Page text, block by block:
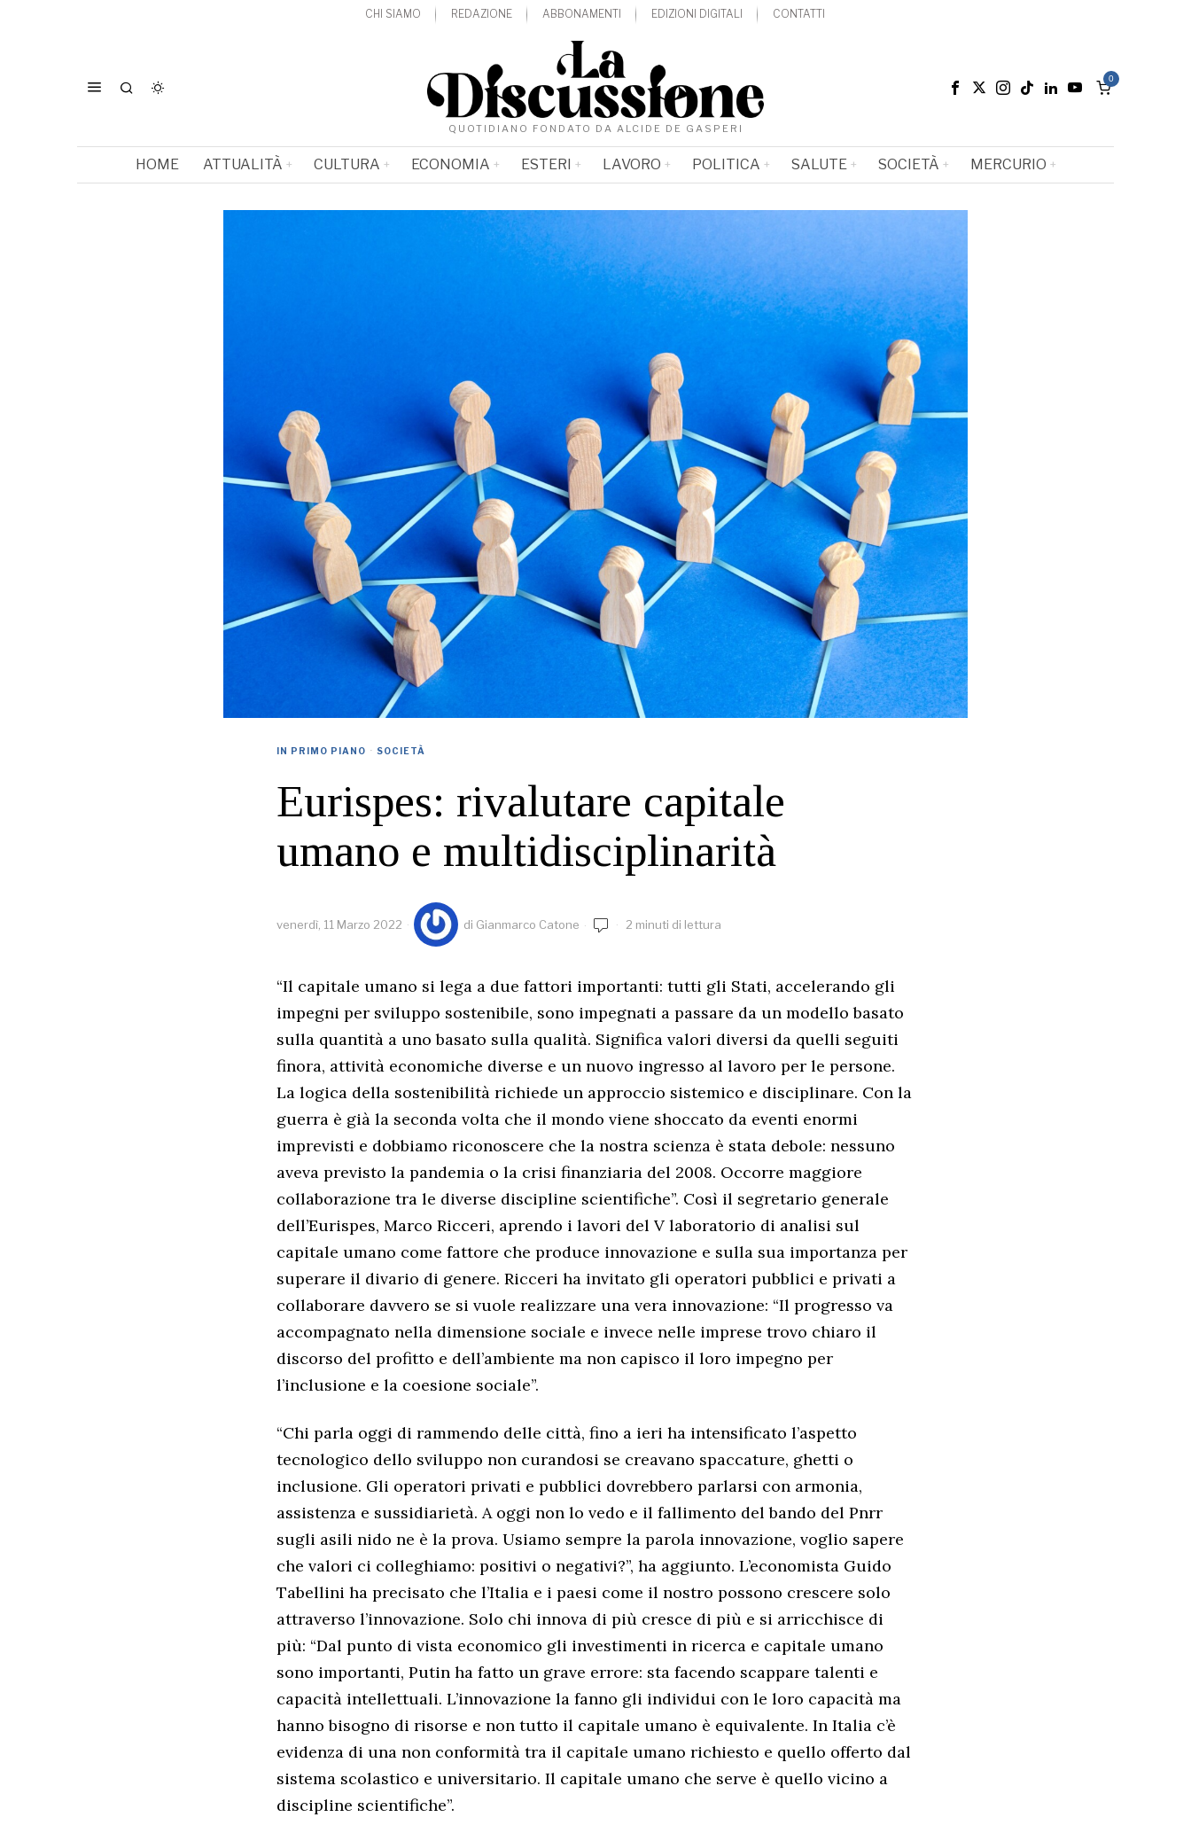
CHI SIAMO REDAZIONE ABBONAMENTI EDIZIONI DIGITALI CONTATTI
QUOTIDIANO FONDATO DA ALCIDE DE GASPERI
0
HOME ATTUALITÀ CULTURA ECONOMIA ESTERI LAVORO POLITICA SALUTE SOCIETÀ MERCURIO
IN PRIMO PIANO · SOCIETÀ
Eurispes: rivalutare capitale
umano e multidisciplinarità
venerdì, 11 Marzo 2022 di Gianmarco Catone 2 minuti di lettura
“Il capitale umano si lega a due fattori importanti: tutti gli Stati, accelerando gli
impegni per sviluppo sostenibile, sono impegnati a passare da un modello basato
sulla quantità a uno basato sulla qualità. Significa valori diversi da quelli seguiti
finora, attività economiche diverse e un nuovo ingresso al lavoro per le persone.
La logica della sostenibilità richiede un approccio sistemico e disciplinare. Con la
guerra è già la seconda volta che il mondo viene shoccato da eventi enormi
imprevisti e dobbiamo riconoscere che la nostra scienza è stata debole: nessuno
aveva previsto la pandemia o la crisi finanziaria del 2008. Occorre maggiore
collaborazione tra le diverse discipline scientifiche”. Così il segretario generale
dell’Eurispes, Marco Ricceri, aprendo i lavori del V laboratorio di analisi sul
capitale umano come fattore che produce innovazione e sulla sua importanza per
superare il divario di genere. Ricceri ha invitato gli operatori pubblici e privati a
collaborare davvero se si vuole realizzare una vera innovazione: “Il progresso va
accompagnato nella dimensione sociale e invece nelle imprese trovo chiaro il
discorso del profitto e dell’ambiente ma non capisco il loro impegno per
l’inclusione e la coesione sociale”.
“Chi parla oggi di rammendo delle città, fino a ieri ha intensificato l’aspetto
tecnologico dello sviluppo non curandosi se creavano spaccature, ghetti o
inclusione. Gli operatori privati e pubblici dovrebbero parlarsi con armonia,
assistenza e sussidiarietà. A oggi non lo vedo e il fallimento del bando del Pnrr
sugli asili nido ne è la prova. Usiamo sempre la parola innovazione, voglio sapere
che valori ci colleghiamo: positivi o negativi?”, ha aggiunto. L’economista Guido
Tabellini ha precisato che l’Italia e i paesi come il nostro possono crescere solo
attraverso l’innovazione. Solo chi innova di più cresce di più e si arricchisce di
più: “Dal punto di vista economico gli investimenti in ricerca e capitale umano
sono importanti, Putin ha fatto un grave errore: sta facendo scappare talenti e
capacità intellettuali. L’innovazione la fanno gli individui con le loro capacità ma
hanno bisogno di risorse e non tutto il capitale umano è equivalente. In Italia c’è
evidenza di una non conformità tra il capitale umano richiesto e quello offerto dal
sistema scolastico e universitario. Il capitale umano che serve è quello vicino a
discipline scientifiche”.